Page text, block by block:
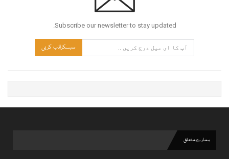
Subscribe our newsletter to stay updated.
سبسکرائب کریں
ہمارے متعلق